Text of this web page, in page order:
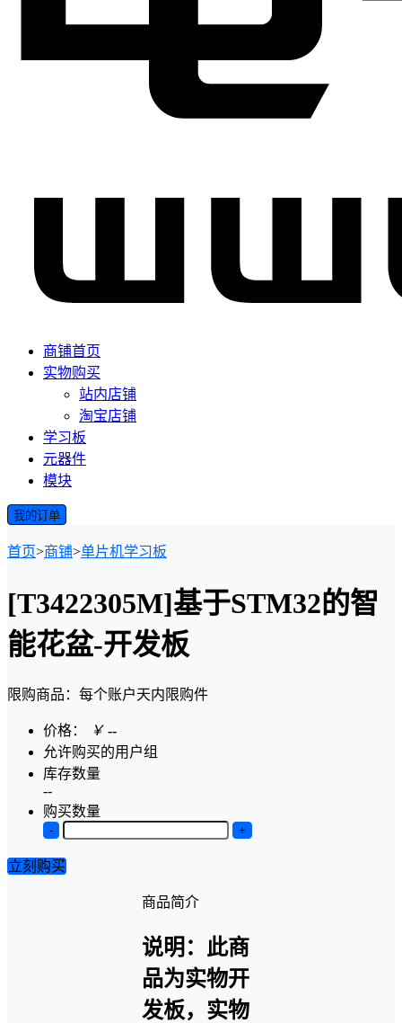
商铺首页
实物购买
站内店铺
淘宝店铺
学习板
元器件
模块
我的订单
首页>商铺>单片机学习板
[T3422305M]基于STM32的智
能花盆-开发板
限购商品：每个账户天内 限购件
价格： ￥ --
允许购买的用户组
库存数量
--
购买数量
- +
立刻购买
商品简介
说明：此商
品为实物开
发板，实物